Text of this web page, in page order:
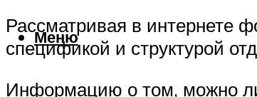
Меню
Рассматривая в интернете
спецификой и структурой
Информацию о том, можно ли